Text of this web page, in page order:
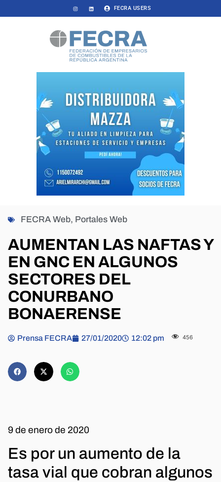
FECRA USERS
FECRA Web, Portales Web
AUMENTAN LAS NAFTAS Y
EN GNC EN ALGUNOS
SECTORES DEL
CONURBANO
BONAERENSE
Prensa FECRA 27/01/2020 12:02 pm 456
9 de enero de 2020
Es por un aumento de la
tasa vial que cobran algunos